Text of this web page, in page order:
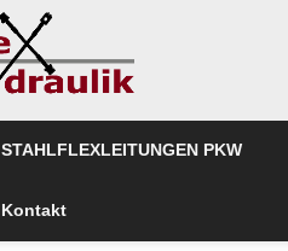
STAHLFLEXLEITUNGEN PKW
Kontakt